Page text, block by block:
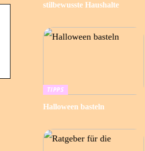
stilbewusste Haushalte
TIPPS
Halloween basteln